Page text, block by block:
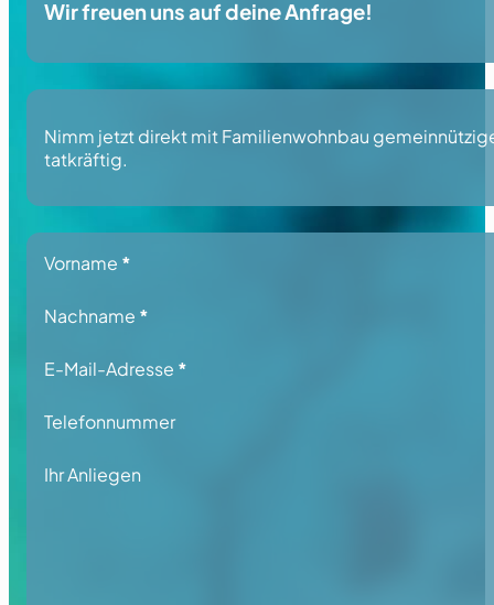
Wir freuen uns auf deine Anfrage!
Nimm jetzt direkt mit Familienwohnbau
tatkräftig.
Section
Vorname *
Nachname *
E-Mail-Adresse *
Telefonnummer
Ihr Anliegen